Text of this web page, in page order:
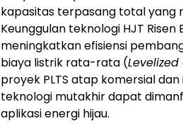
kapasitas terpasang total yang
Keunggulan teknologi HJT
meningkatkan efisiensi
biaya listrik rata-rata (
proyek PLTS atap komersial
teknologi mutakhir dapat
aplikasi energi hijau.